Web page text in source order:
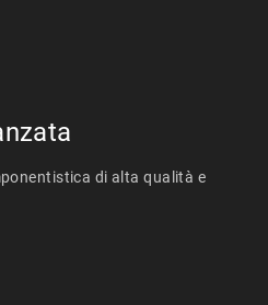
di alta qualità e